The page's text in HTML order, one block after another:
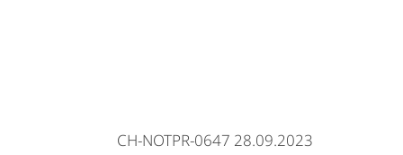
CH-NOTPR-0647 28.09.2023